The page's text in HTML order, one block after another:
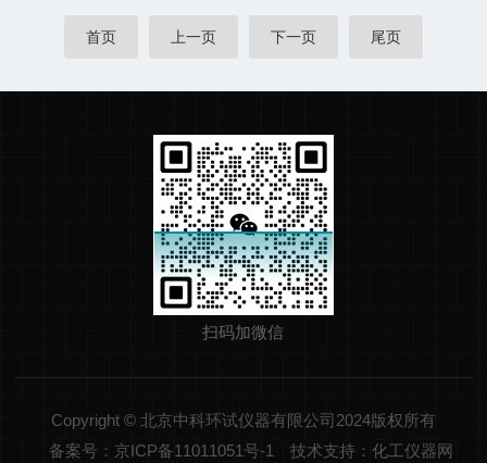
首页 上一页 下一页 尾页
扫码加微信
Copyright © 北京中科环试仪器有限公司2024版权所有
备案号：京ICP备11011051号-1
技术支持：化工仪器网